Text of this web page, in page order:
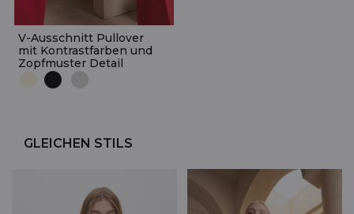
V-Ausschnitt Pullover
mit Kontrastfarben und
Zopfmuster Detail
GLEICHEN STILS